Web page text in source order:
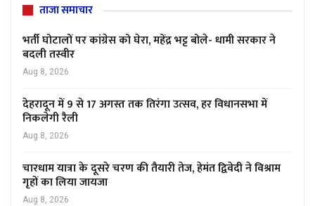
ताजा समाचार
भर्ती घोटालों पर कांग्रेस को घेरा, महेंद्र भट्ट बोले- धामी सरकार ने
बदली तस्वीर
Aug 8, 2026
देहरादून में 9 से 17 अगस्त तक तिरंगा उत्सव, हर विधानसभा में
निकलेगी रैली
Aug 8, 2026
चारधाम यात्रा के दूसरे चरण की तैयारी तेज, हेमंत द्विवेदी ने विश्राम
गृहों का लिया जायजा
Aug 8, 2026